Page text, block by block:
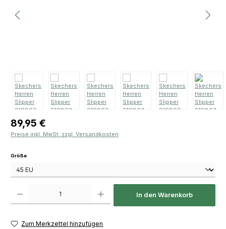
Regulärer Preis:
89,95 €
Preise inkl. MwSt. zzgl. Versandkosten
Größeauswählen
In den Warenkorb
Zum Merkzettel hinzufügen